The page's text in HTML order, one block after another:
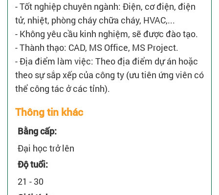
- Tốt nghiệp chuyên ngành: Điện, cơ điện, điện
tử, nhiệt, phòng cháy chữa cháy, HVAC,...
- Không yêu cầu kinh nghiệm, sẽ được đào tạo.
- Thành thạo: CAD, MS Office, MS Project.
- Địa điểm làm việc: Theo địa điểm dự án hoặc
theo sự sắp xếp của công ty (ưu tiên ứng viên có
thể công tác ở các tỉnh).
Thông tin khác
Bằng cấp:
Đại học trở lên
Độ tuổi:
21 - 30